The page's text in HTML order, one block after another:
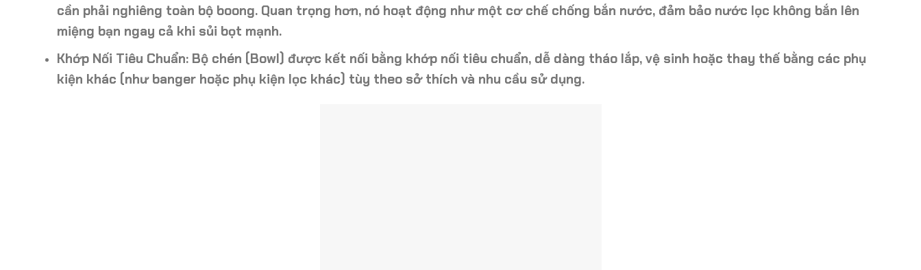
cần phải nghiêng toàn bộ boong. Quan trọng hơn, nó hoạt động như một cơ chế chống bắn nước, đảm bảo nước lọc không bắn lên
miệng bạn ngay cả khi sủi bọt mạnh.
Khớp Nối Tiêu Chuẩn:Bộ chén (Bowl) được kết nối bằng khớp nối tiêu chuẩn, dễ dàng tháo lắp, vệ sinh hoặc thay thế bằng các phụ
kiện khác (như banger hoặc phụ kiện lọc khác) tùy theo sở thích và nhu cầu sử dụng.